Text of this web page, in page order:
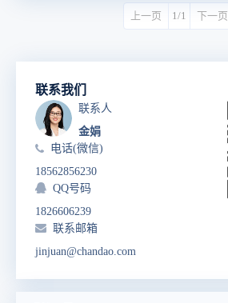
上一页 1/1 下一页
联系我们
联系人
金娟
电话(微信)
18562856230
QQ号码
1826606239
联系邮箱
jinjuan@chandao.com